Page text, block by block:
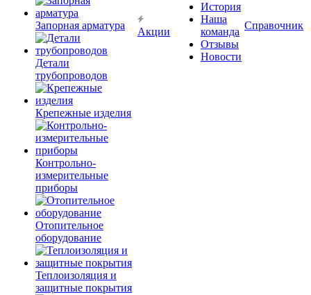
Запорная арматура
Детали
трубопроводов
Крепежные изделия
Контрольно-
измерительные
приборы
Отопительное
оборудование
Теплоизоляция и
защитные покрытия
Акции
История
Наша
команда
Отзывы
Новости
Справочник